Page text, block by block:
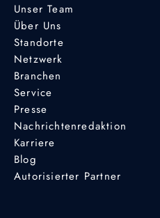
Unser Team
Über Uns
Standorte
Netzwerk
Branchen
Service
Presse
Nachrichtenredaktion
Karriere
Blog
Autorisierter Partner